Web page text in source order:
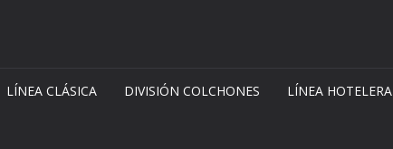
LÍNEA CLÁSICA DIVISIÓN COLCHONES LÍNEA HOTELERA